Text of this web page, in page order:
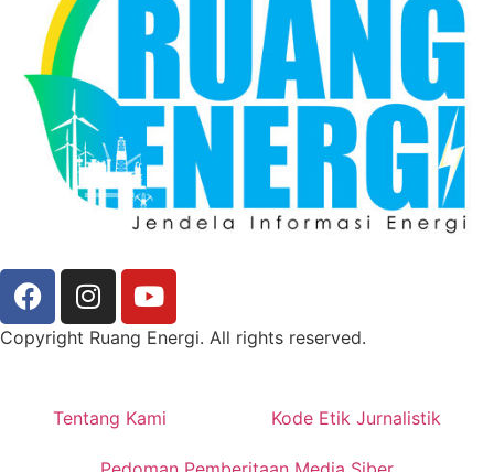
Copyright Ruang Energi. All rights reserved.
Tentang Kami Kode Etik Jurnalistik